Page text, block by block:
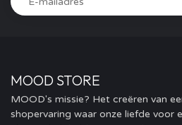
MOOD STORE
MOOD's missie? Het creëren van
shopervaring waar onze liefde voor